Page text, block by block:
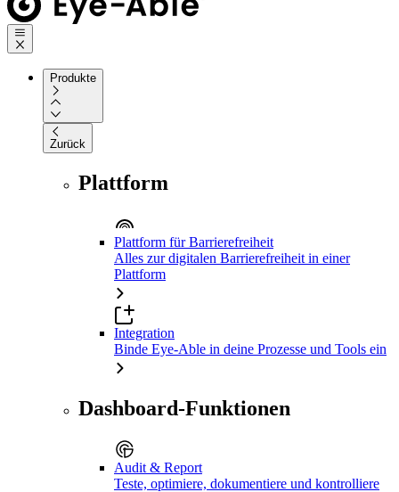
Produkte
Zurück
Plattform
Plattform für Barrierefreiheit
Alles zur digitalen Barrierefreiheit in einer
Plattform
Integration
Binde Eye-Able in deine Prozesse und Tools ein
Dashboard-Funktionen
Audit & Report
Teste, optimiere, dokumentiere und kontrolliere